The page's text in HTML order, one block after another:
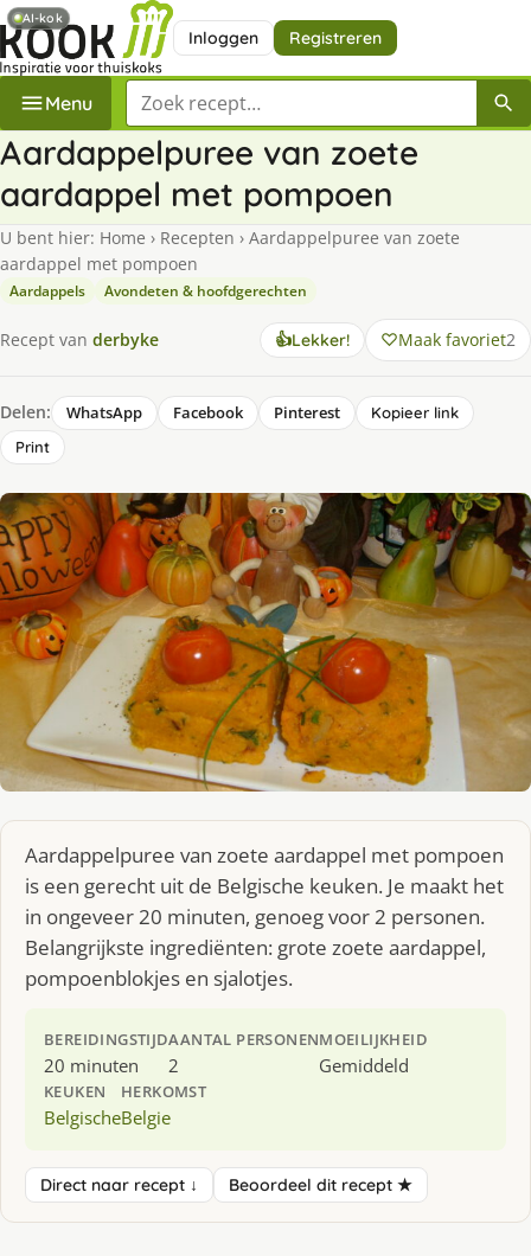
Inloggen Registreren
Menu Zoek een recept
Aardappelpuree van zoete
aardappel met pompoen
U bent hier: Home › Recepten › Aardappelpuree van zoete
aardappel met pompoen
Aardappels Avondeten & hoofdgerechten
Recept van derbyke 👍Lekker! Maak favoriet2
Delen: WhatsApp Facebook Pinterest
Kopieer link
Print
Aardappelpuree van zoete aardappel met pompoen
is een gerecht uit de Belgische keuken. Je maakt het
in ongeveer 20 minuten, genoeg voor 2 personen.
Belangrijkste ingrediënten: grote zoete aardappel,
pompoenblokjes en sjalotjes.
BEREIDINGSTIJD
20 minuten
AANTAL PERSONEN
2
MOEILIJKHEID
Gemiddeld
KEUKEN
Belgische
HERKOMST
Belgie
Direct naar recept ↓ Beoordeel dit recept ★
AI-kok